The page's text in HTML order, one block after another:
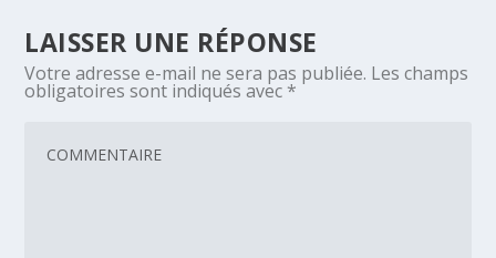
LAISSER UNE RÉPONSE
Votre adresse e-mail ne sera pas publiée. Les champs
obligatoires sont indiqués avec *